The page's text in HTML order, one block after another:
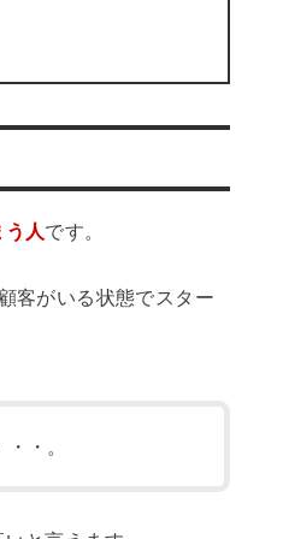
人です。
客がいる状態でスター
・。